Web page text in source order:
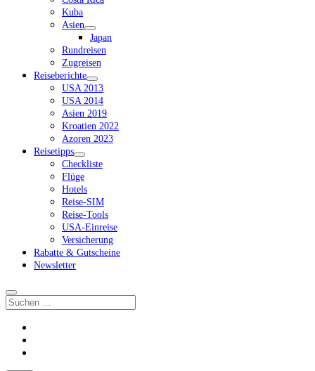
Kuba
Asien
Dropdown-
Menü
öffnen
Japan
Rundreisen
Zugreisen
Reiseberichte
Dropdown-
Menü
öffnen
USA 2013
USA 2014
Asien 2019
Kroatien 2022
Azoren 2023
Reisetipps
Dropdown-
Menü
öffnen
Checkliste
Flüge
Hotels
Reise-SIM
Reise-Tools
USA-Einreise
Versicherung
Rabatte & Gutscheine
Newsletter
Suchen